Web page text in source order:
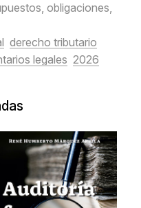
obligaciones,
derecho tributario
legales 2026
Auditoría
forense